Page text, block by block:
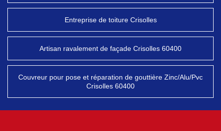
Entreprise de toiture Crisolles
Artisan ravalement de façade Crisolles 60400
Couvreur pour pose et réparation de gouttière Zinc/Alu/Pvc
Crisolles 60400